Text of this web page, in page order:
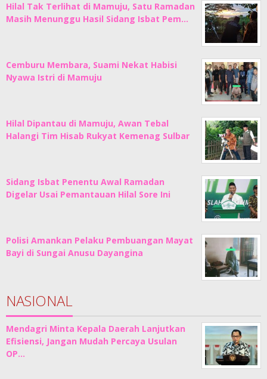
Hilal Tak Terlihat di Mamuju, Satu Ramadan
Masih Menunggu Hasil Sidang Isbat Pem…
Cemburu Membara, Suami Nekat Habisi
Nyawa Istri di Mamuju
Hilal Dipantau di Mamuju, Awan Tebal
Halangi Tim Hisab Rukyat Kemenag Sulbar
Sidang Isbat Penentu Awal Ramadan
Digelar Usai Pemantauan Hilal Sore Ini
Polisi Amankan Pelaku Pembuangan Mayat
Bayi di Sungai Anusu Dayangina
NASIONAL
Mendagri Minta Kepala Daerah Lanjutkan
Efisiensi, Jangan Mudah Percaya Usulan
OP…